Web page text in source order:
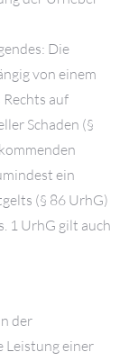
Die
von einem
auf
Schaden (§
ein
(§ 86 UrhG)
1 UrhG gilt auch
der
Leistung einer